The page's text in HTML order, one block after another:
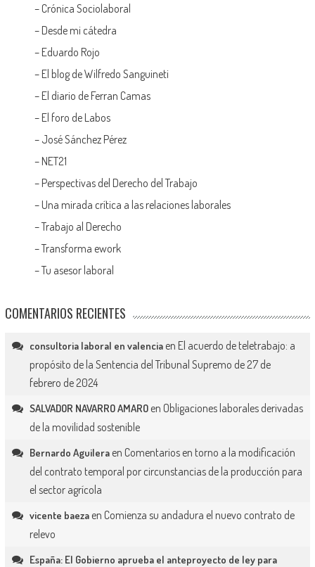
– Crónica Sociolaboral
– Desde mi cátedra
– Eduardo Rojo
– El blog de Wilfredo Sanguineti
– El diario de Ferran Camas
– El foro de Labos
– José Sánchez Pérez
– NET21
– Perspectivas del Derecho del Trabajo
– Una mirada crítica a las relaciones laborales
–Trabajo al Derecho
–Transforma ework
–Tu asesor laboral
COMENTARIOS RECIENTES
consultoria laboral en valenciaen El acuerdo de teletrabajo: a
propósito de la Sentencia del Tribunal Supremo de 27 de
febrero de 2024
SALVADOR NAVARRO AMAROen Obligaciones laborales derivadas
de la movilidad sostenible
Bernardo Aguileraen Comentarios en torno a la modificación
del contrato temporal por circunstancias de la producción para
el sector agrícola
vicente baezaen Comienza su andadura el nuevo contrato de
relevo
España: El Gobierno aprueba el anteproyecto de ley para